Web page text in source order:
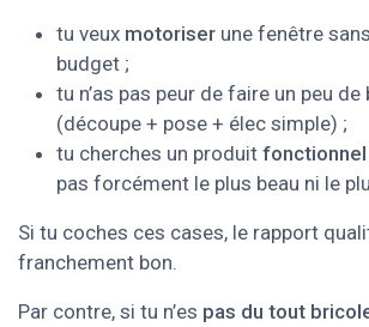
tu veux motoriser une fenêtre
budget ;
tu n’as pas peur de faire un peu
(découpe + pose + élec simple) ;
tu cherches un produit
pas forcément le plus beau ni le
Si tu coches ces cases, le rapport
franchement bon.
Par contre, si tu n’es pas du tout